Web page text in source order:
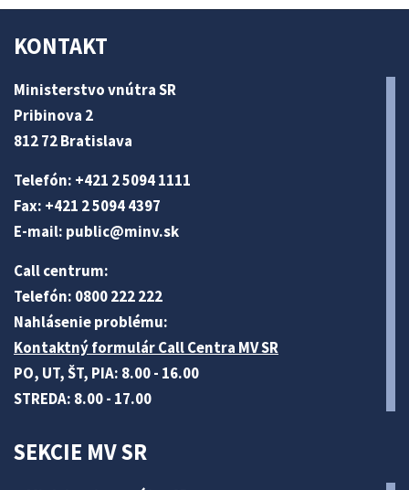
KONTAKT
Ministerstvo vnútra SR
Pribinova 2
812 72 Bratislava
Telefón: +421 2 5094 1111
Fax: +421 2 5094 4397
E-mail: public@minv.sk
Call centrum:
Telefón: 0800 222 222
Nahlásenie problému:
Kontaktný formulár Call Centra MV SR
PO, UT, ŠT, PIA: 8.00 - 16.00
STREDA: 8.00 - 17.00
SEKCIE MV SR